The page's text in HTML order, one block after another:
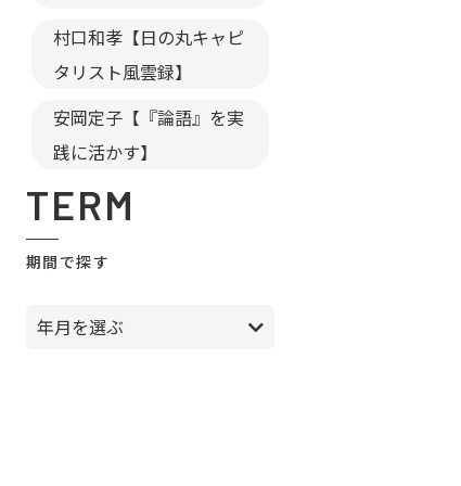
村口和孝【日の丸キャピ
タリスト風雲録】
安岡定子【『論語』を実
践に活かす】
TERM
期間で探す
年月を選ぶ